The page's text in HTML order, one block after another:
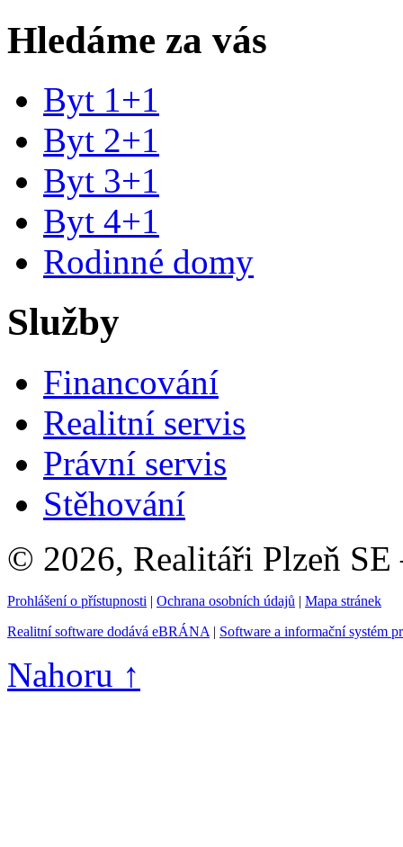
Hledáme za vás
Byt 1+1
Byt 2+1
Byt 3+1
Byt 4+1
Rodinné domy
Služby
Financování
Realitní servis
Právní servis
Stěhování
© 2026, Realitáři Plzeň SE
Prohlášení o přístupnosti | Ochrana osobních údajů | Mapa stránek
Realitní software dodává eBRÁNA | Software a informační systém
Nahoru ↑